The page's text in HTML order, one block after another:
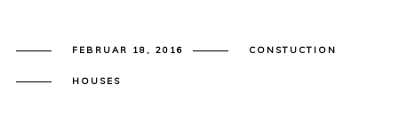
FEBRUAR 18, 2016 CONSTUCTION
HOUSES